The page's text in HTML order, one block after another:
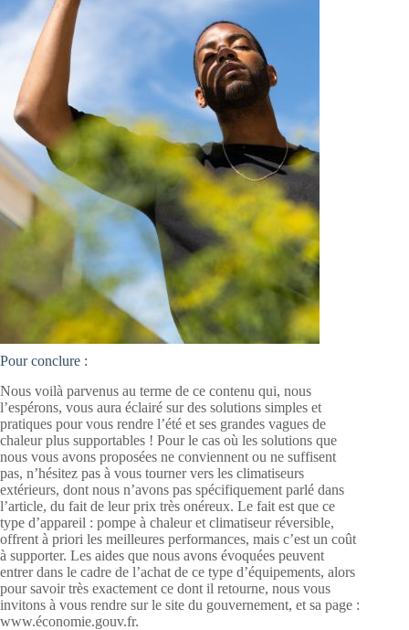
Pour conclure :
Nous voilà parvenus au terme de ce contenu qui, nous
l’espérons, vous aura éclairé sur des solutions simples et
pratiques pour vous rendre l’été et ses grandes vagues de
chaleur plus supportables ! Pour le cas où les solutions que
nous vous avons proposées ne conviennent ou ne suffisent
pas, n’hésitez pas à vous tourner vers les climatiseurs
extérieurs, dont nous n’avons pas spécifiquement parlé dans
l’article, du fait de leur prix très onéreux. Le fait est que ce
type d’appareil : pompe à chaleur et climatiseur réversible,
offrent à priori les meilleures performances, mais c’est un coût
à supporter. Les aides que nous avons évoquées peuvent
entrer dans le cadre de l’achat de ce type d’équipements, alors
pour savoir très exactement ce dont il retourne, nous vous
invitons à vous rendre sur le site du gouvernement, et sa page :
www.économie.gouv.fr.